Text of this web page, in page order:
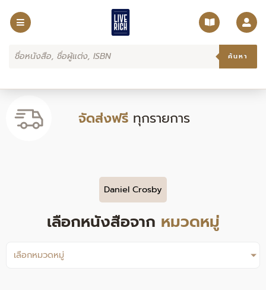
Products
search ค้นหา
จัดส่งฟรี ทุกรายการ
Daniel Crosby
เลือกหนังสือจาก หมวดหมู่
เลือกหมวดหมู่